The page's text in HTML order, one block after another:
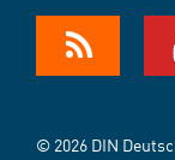
© 2026 DIN